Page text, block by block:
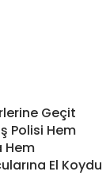
Geçit
Polisi Hem
Hem
El Koydu